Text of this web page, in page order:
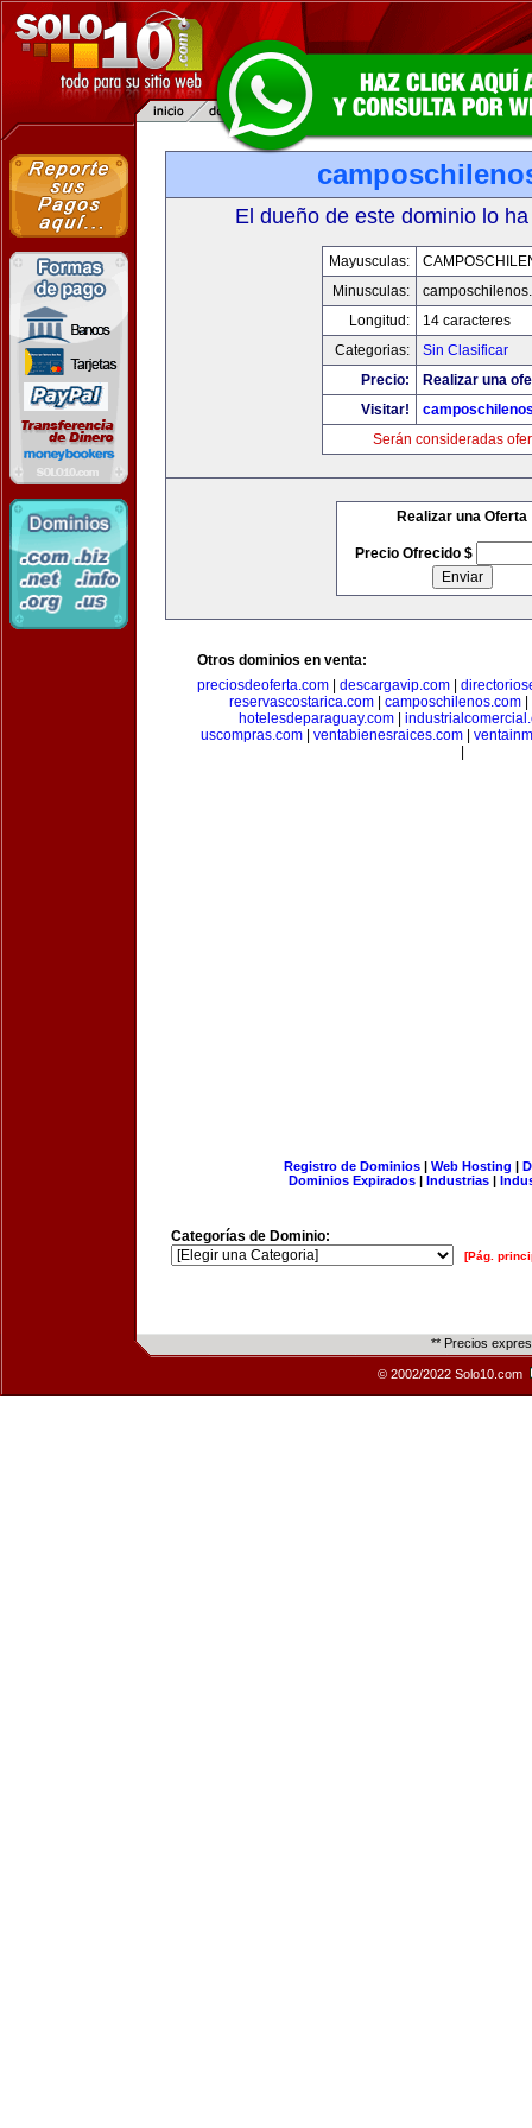
El dueño de este dominio lo
Mayusculas:
Minusculas:
Longitud:
14 caracteres
Categorias:
Sin Clasificar
Precio:
Realizar una
Visitar!
Serán consideradas
Realizar una Oferta
Precio Ofrecido $
Otros dominios en venta:
preciosdeoferta.com
descargavip.com
reservascostarica.com
camposchilenos.com
hotelesdeparaguay.com|
uscompras.com| ventabienesraices.com|
Registro de Dominios| Web Hosting |
Dominios Expirados | Industrias |
Categorías de Dominio:
[Pág.
** Precios
© 2002/2022 Solo10.com